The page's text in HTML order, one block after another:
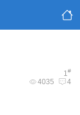
1#
4035 4